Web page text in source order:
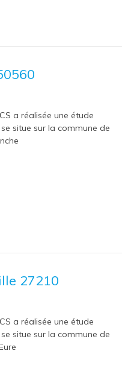
a réalisée une étude
situe sur la commune de
27210
a réalisée une étude
situe sur la commune de